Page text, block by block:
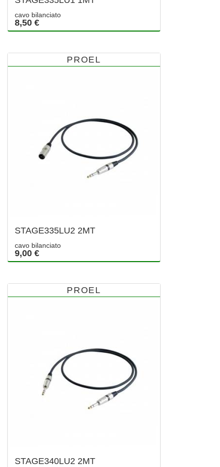
cavo bilanciato
8,50 €
PROEL
STAGE335LU2 2MT
cavo bilanciato
9,00 €
PROEL
STAGE340LU2 2MT